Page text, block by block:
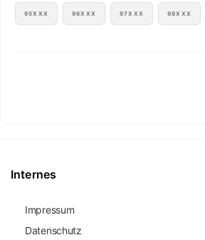
95XXX 96XXX 97XXX 98XXX
Internes
Impressum
Datenschutz